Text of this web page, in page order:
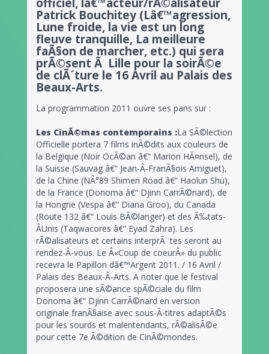
Patrick Bouchitey (Lâ€™agression,
Lune froide, la vie est un long
fleuve tranquille, La meilleure
faÃ§on de marcher, etc.) qui sera
prÃ©sent Ã Lille pour la soirÃ©e
de clÃ´ture le 16 Avril au Palais des
Beaux-Arts.
La programmation 2011 ouvre ses pans sur :
Les CinÃ©mas contemporains :La SÃ©lection
Officielle portera 7 films inÃ©dits aux couleurs de
la Belgique (Noir OcÃ©an â€“ Marion HÃ¤nsel), de
la Suisse (Sauvag â€“ Jean-Â­‐FranÃ§ois Amiguet),
de la Chine (NÂ°89 Shimen Road â€“ Haolun Shu),
de la France (Donoma â€“ Djinn CarrÃ©nard), de
la Hongrie (Vespa â€“ Diana Groo), du Canada
(Route 132 â€“ Louis BÃ©langer) et des Ã‰tats-
Â­Unis (Taqwacores â€“ Eyad Zahra). Les
rÃ©alisateurs et certains interprÃ¨tes seront au
rendez-Â­‐vous. Le Â«Coup de coeurÂ» du public
recevra le Papillon dâ€™Argent 2011. / 16 Avril /
Palais des Beaux-Â­‐Arts. A noter que le festival
proposera une sÃ©ance spÃ©ciale du film
Donoma â€“ Djinn CarrÃ©nard en version
originale franÃ§aise avec sous-Â­‐titres adaptÃ©s
pour les sourds et malentendants, rÃ©alisÃ©e
pour cette 7e Ã©dition de CinÃ©mondes.